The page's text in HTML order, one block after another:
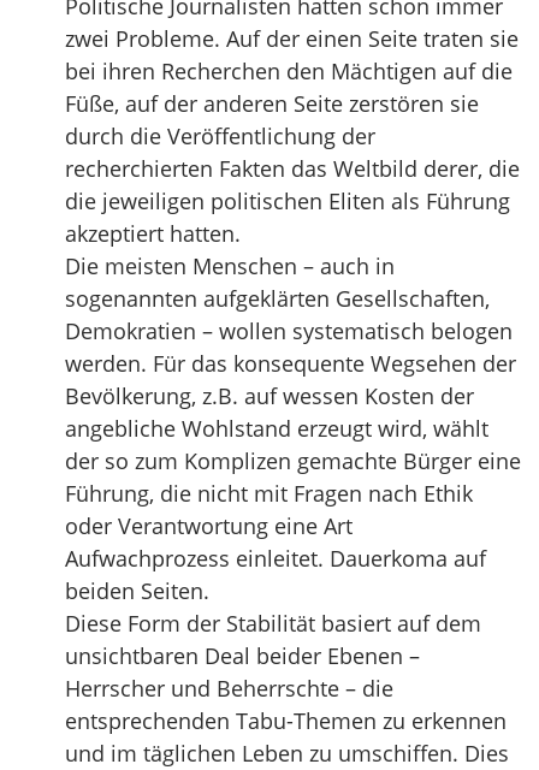
Politische Journalisten hatten schon immer
zwei Probleme. Auf der einen Seite traten sie
bei ihren Recherchen den Mächtigen auf die
Füße, auf der anderen Seite zerstören sie
durch die Veröffentlichung der
recherchierten Fakten das Weltbild derer, die
die jeweiligen politischen Eliten als Führung
akzeptiert hatten.
Die meisten Menschen – auch in
sogenannten aufgeklärten Gesellschaften,
Demokratien – wollen systematisch belogen
werden. Für das konsequente Wegsehen der
Bevölkerung, z.B. auf wessen Kosten der
angebliche Wohlstand erzeugt wird, wählt
der so zum Komplizen gemachte Bürger eine
Führung, die nicht mit Fragen nach Ethik
oder Verantwortung eine Art
Aufwachprozess einleitet. Dauerkoma auf
beiden Seiten.
Diese Form der Stabilität basiert auf dem
unsichtbaren Deal beider Ebenen –
Herrscher und Beherrschte – die
entsprechenden Tabu-Themen zu erkennen
und im täglichen Leben zu umschiffen. Dies